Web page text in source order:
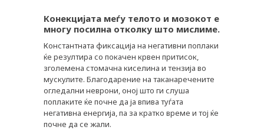
PLUSPHARMA
АПТЕКИ
Конекцијата меѓу телото и мозокот е
многу посилна отколку што мислиме.
Константната фиксација на негативни поплаки
ќе резултира со покачен крвен притисок,
зголемена стомачна киселина и тензија во
мускулите. Благодарение на таканаречените
огледални неврони, оној што ги слуша
поплаките ќе почне да ја впива туѓата
негативна енергија, па за кратко време и тој ќе
почне да се жали.